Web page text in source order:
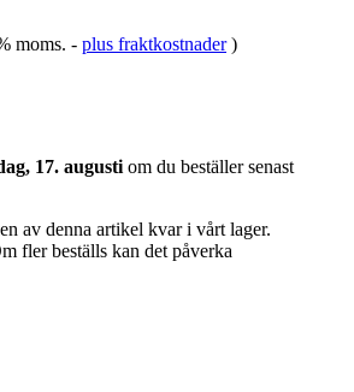
moms. - plus fraktkostnader )
17. augusti om du beställer senast
av denna artikel kvar i vårt lager.
fler beställs kan det påverka